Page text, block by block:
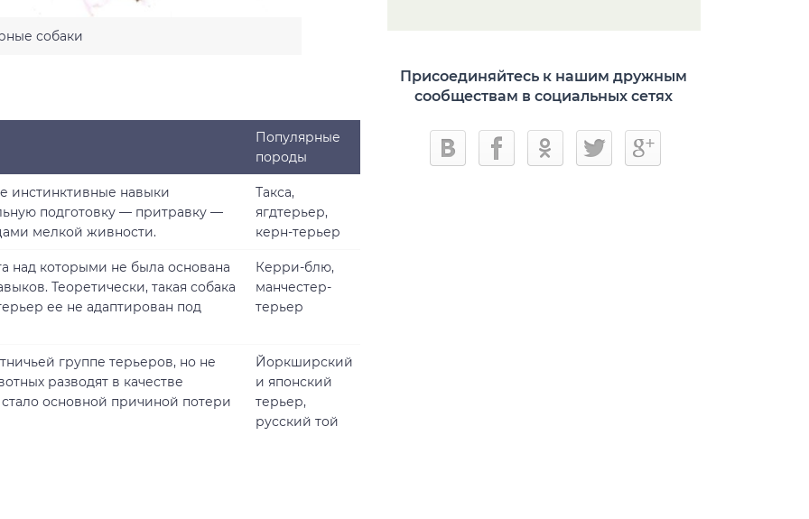
собаки
Популярные
породы
инстинктивные навыки
подготовку — притравку —
мелкой живности.
Такса,
ягдтерьер,
керн-терьер
над которыми не была основана
Теоретически, такая собака
ее не адаптирован под
Керри-блю,
манчестер-
терьер
группе терьеров, но не
разводят в качестве
основной причиной потери
Йоркширский
и японский
терьер,
русский той
Присоединяйтесь к нашим дружным
сообществам в социальных сетях